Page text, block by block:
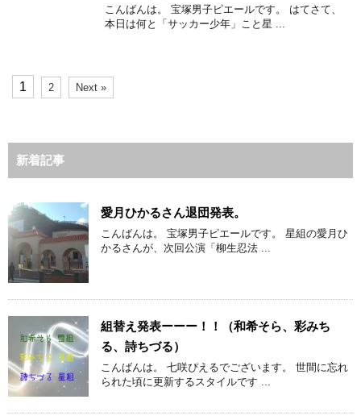
こんばんは。 宝塚男子ピエールです。 はてさて、
本日は何と「サッカー少年」こと星 ...
1 2 Next »
新着記事
愛月ひかるさん退団発表。
こんばんは。 宝塚男子ピエールです。 星組の愛月ひ
かるさんが、次回公演「柳生忍法 ...
組替え発表ーーー！！（和希そら、彩みち
る、詩ちづる）
こんばんは。 七咲ぴえるでございます。 世間に忘れ
られた頃に更新するスタイルです ...